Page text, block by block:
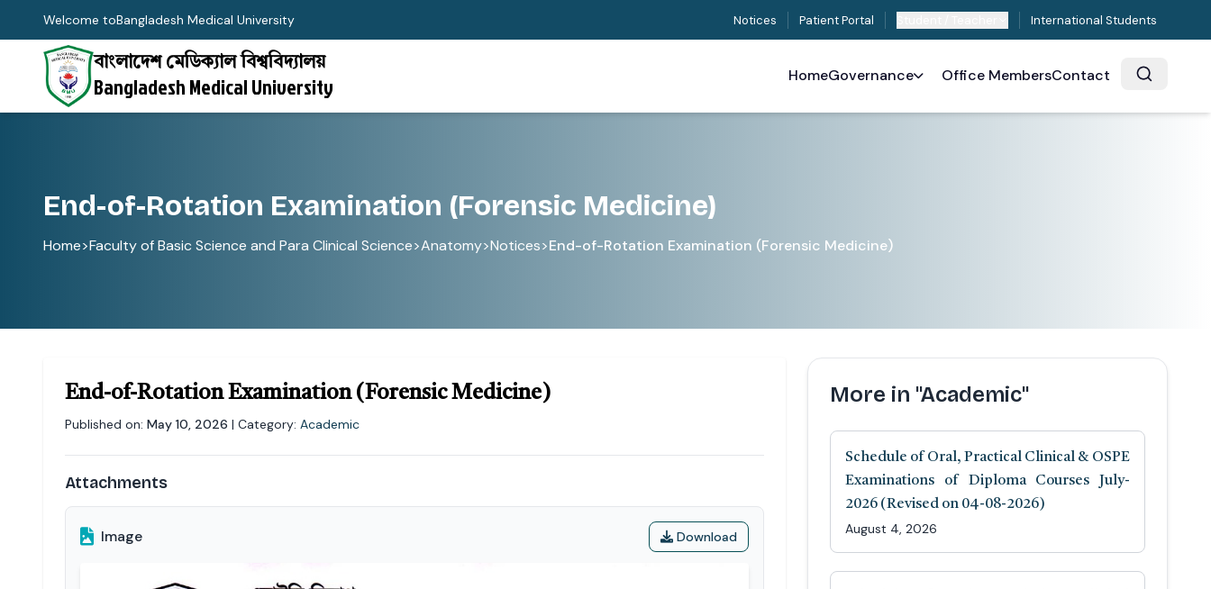
Welcome toBangladesh Medical University Notices Patient Portal International Students
বাংলাদেশ মেডিক্যাল বিশ্ববিদ্যালয়
Bangladesh Medical University HomeGovernance Office MembersContact
End-of-Rotation Examination (Forensic Medicine)
Home>Faculty of Basic Science and Para Clinical Science>Anatomy>Notices>End-of-Rotation Examination (Forensic Medicine)
End-of-Rotation Examination (Forensic Medicine)
Published on: May 10, 2026 | Category: Academic
Attachments
Image Download
More in "Academic"
Schedule of Oral, Practical Clinical & OSPE
Examinations of Diploma Courses July-
2026 (Revised on 04-08-2026)
August 4, 2026